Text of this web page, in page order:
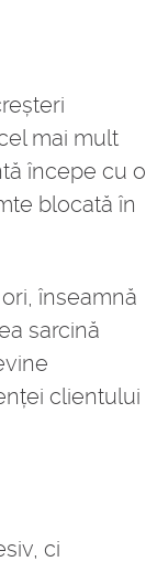
mai mult
începe cu o
blocată în
înseamnă
sarcină
clientului
ci